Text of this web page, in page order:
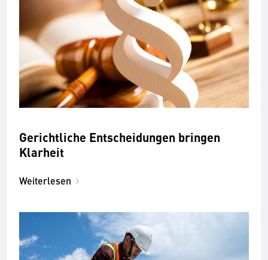
Gerichtliche Entscheidungen bringen
Klarheit
Weiterlesen